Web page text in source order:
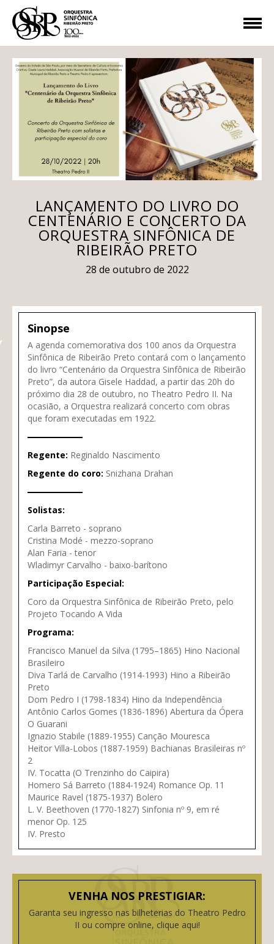
LANÇAMENTO DO LIVRO DO
CENTENÁRIO E CONCERTO DA
ORQUESTRA SINFÔNICA DE
RIBEIRÃO PRETO
28 de outubro de 2022
Sinopse
A agenda comemorativa dos 100 anos da Orquestra
Sinfônica de Ribeirão Preto contará com o lançamento
do livro “Centenário da Orquestra Sinfônica de Ribeirão
Preto”, da autora Gisele Haddad, a partir das 20h do
próximo dia 28 de outubro, no Theatro Pedro II. Na
ocasião, a Orquestra realizará concerto com obras
que foram executadas em 1922.
Regente: Reginaldo Nascimento
Regente do coro: Snizhana Drahan
Solistas:
Carla Barreto - soprano
Cristina Modé - mezzo-soprano
Alan Faria - tenor
Wladimyr Carvalho - baixo-barítono
Participação Especial:
Coro da Orquestra Sinfônica de Ribeirão Preto, pelo
Projeto Tocando A Vida
Programa:
Francisco Manuel da Silva (1795–1865) Hino Nacional
Brasileiro
Diva Tarlá de Carvalho (1914-1993) Hino a Ribeirão
Preto
Dom Pedro I (1798-1834) Hino da Independência
Antônio Carlos Gomes (1836-1896) Abertura da Ópera
O Guarani
Ignazio Stabile (1889-1955) Canção Mouresca
Heitor Villa-Lobos (1887-1959) Bachianas Brasileiras nº
2
IV. Tocatta (O Trenzinho do Caipira)
Homero Sá Barreto (1884-1924) Romance Op. 11
Maurice Ravel (1875-1937) Bolero
L. V. Beethoven (1770-1827) Sinfonia nº 9, em ré
menor Op. 125
IV. Presto
VENHA NOS PRESTIGIAR:
Garanta seu ingresso nas bilheterias do Theatro Pedro
II ou compre online, clique aqui!